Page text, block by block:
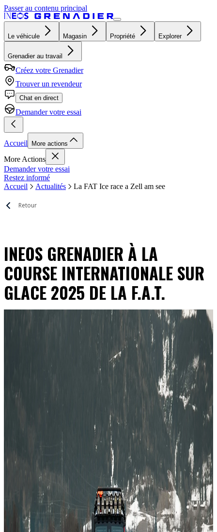
Passer au contenu principal
Le véhicule Magasin Propriété Explorer
Grenadier au travail
Créez votre Grenadier
Trouver un revendeur
Chat en direct
Demander votre essai
Accueil More actions
More Actions
Demander votre essai
Restez informé
Accueil
Actualités La FAT Ice race a Zell am see
Retour
INEOS GRENADIER À LA
COURSE INTERNATIONALE SUR
GLACE 2025 DE LA F.A.T.